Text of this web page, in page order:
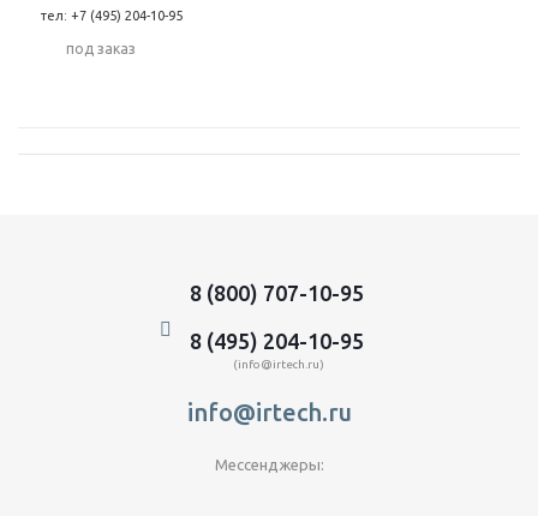
тел: +7 (495) 204-10-95
Под заказ
8 (800) 707-10-95
8 (495) 204-10-95
(info@irtech.ru)
info@irtech.ru
Мессенджеры: